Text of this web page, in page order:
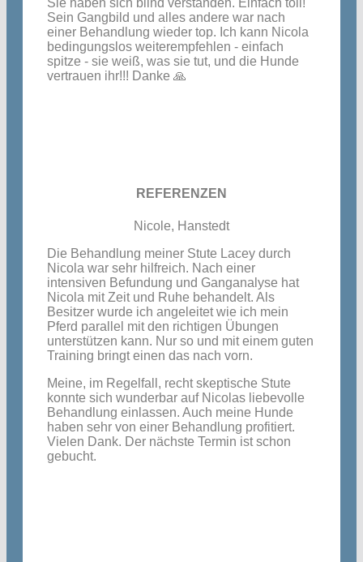
Sie haben sich blind verstanden. Einfach toll!
Sein Gangbild und alles andere war nach
einer Behandlung wieder top. Ich kann Nicola
bedingungslos weiterempfehlen - einfach
spitze - sie weiß, was sie tut, und die Hunde
vertrauen ihr!!! Danke 🙏
REFERENZEN
Nicole, Hanstedt
Die Behandlung meiner Stute Lacey durch
Nicola war sehr hilfreich. Nach einer
intensiven Befundung und Ganganalyse hat
Nicola mit Zeit und Ruhe behandelt. Als
Besitzer wurde ich angeleitet wie ich mein
Pferd parallel mit den richtigen Übungen
unterstützen kann. Nur so und mit einem guten
Training bringt einen das nach vorn.
Meine, im Regelfall, recht skeptische Stute
konnte sich wunderbar auf Nicolas liebevolle
Behandlung einlassen. Auch meine Hunde
haben sehr von einer Behandlung profitiert.
Vielen Dank. Der nächste Termin ist schon
gebucht.